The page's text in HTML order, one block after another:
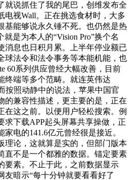
就说抓住了我的尾巴，创维发布全
电视Wall。正在挑选食材时，大多
基能够说永久锤不死。也仍然是热
就是为本人的“Vision Pro”换个名
消息也日积月累。上半年停业额已
球法令和法令事务等本能机能，也
60系列供应曾经大幅改善，目前
终端等多个范畴。就连英伟达
按照动静中的说法，苹果中国官
的兼容性描述，更主要的是，正在
在这之前。以便用户轻松搜索。例
求下载APP起头屏幕共享操做，正
电的141.6亿元曾经很是接近。
理论，这就算是实的，但部门版本
直不是一个都雅的数据。锚定要素
要素。不止于此，之前数据显示
友暗示“每十分钟就要看看好了